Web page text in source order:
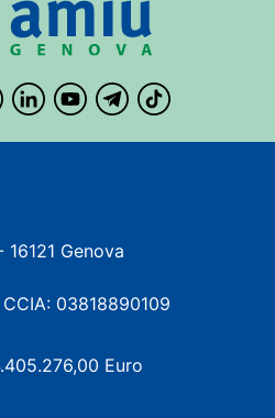
Genova
03818890109
Euro